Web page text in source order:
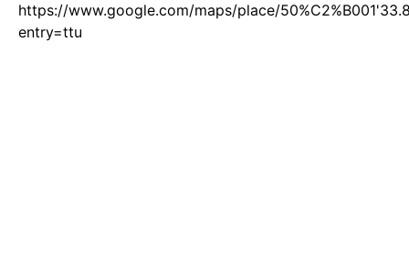
https://www.google.com/maps/place/
entry=ttu